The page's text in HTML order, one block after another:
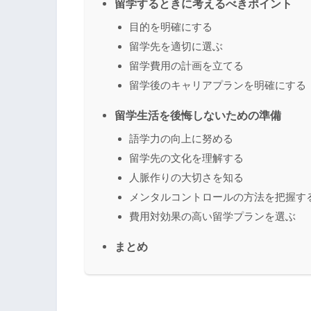
留学するときに考えるべきポイント
目的を明確にする
留学先を適切に選ぶ
留学費用の計画を立てる
留学後のキャリアプランを明確にする
留学生活を後悔しないための準備
語学力の向上に努める
留学先の文化を理解する
人脈作りの大切さを知る
メンタルコントロールの方法を把握す
費用対効果の高い留学プランを選ぶ
まとめ